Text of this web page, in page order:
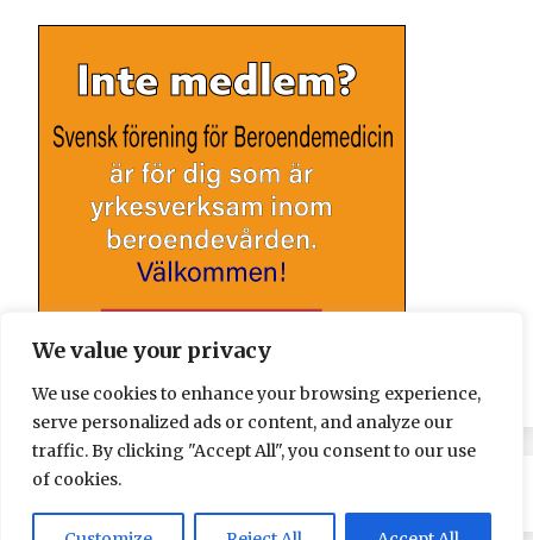
We value your privacy
We use cookies to enhance your browsing experience,
serve personalized ads or content, and analyze our
traffic. By clicking "Accept All", you consent to our use
of cookies.